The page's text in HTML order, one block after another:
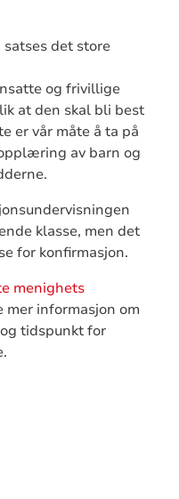
satses det store
og frivillige
at den skal bli best
er vår måte å ta på
av barn og
klasse, men det
for konfirmasjon.
menighets
mer informasjon om
tidspunkt for